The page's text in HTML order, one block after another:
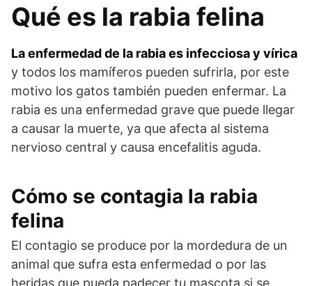
Qué es la rabia felina
La enfermedad de la rabia es infecciosa y vírica
y todos los mamíferos pueden sufrirla, por este
motivo los gatos también pueden enfermar. La
rabia es una enfermedad grave que puede llegar
a causar la muerte, ya que afecta al sistema
nervioso central y causa encefalitis aguda.
Cómo se contagia la rabia
felina
El contagio se produce por la mordedura de un
animal que sufra esta enfermedad o por las
heridas que pueda padecer tu mascota si se